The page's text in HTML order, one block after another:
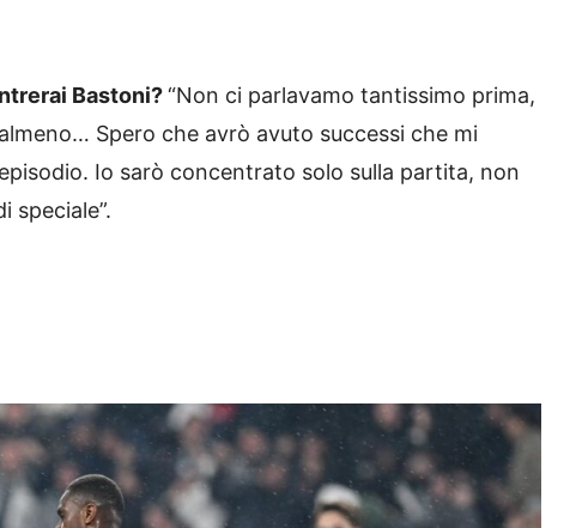
Bastoni?“Non ci parlavamo tantissimo prima,
Spero che avrò avuto successi che mi
Io sarò concentrato solo sulla partita, non
speciale”.